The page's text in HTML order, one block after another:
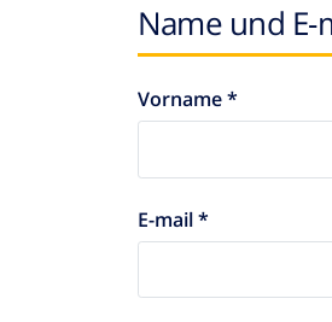
Name und E-
Vorname *
E-mail *